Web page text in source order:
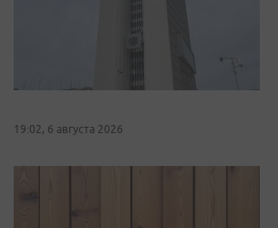
19:02, 6 августа 2026